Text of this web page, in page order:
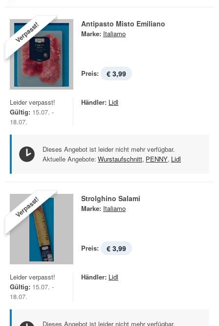
Verpasst! Antipasto Misto Emiliano
Marke: Italiamo
Preis: € 3,99
Leider verpasst!
Gültig: 15.07. -
18.07.
Händler: Lidl
Dieses Angebot ist leider nicht mehr verfügbar.
Aktuelle Angebote: Wurstaufschnitt, PENNY, Lidl
Verpasst! Strolghino Salami
Marke: Italiamo
Preis: € 3,99
Leider verpasst!
Gültig: 15.07. -
18.07.
Händler: Lidl
Dieses Angebot ist leider nicht mehr verfügbar.